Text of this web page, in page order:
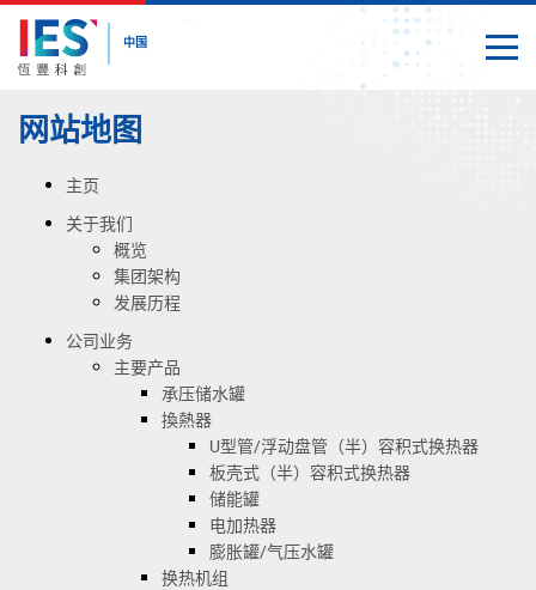
中国
切
网站地图
主页
关于我们
概览
集团架构
发展历程
公司业务
主要产品
承压储水罐
換熱器
U型管/浮动盘管（半）容积式换热器
板壳式（半）容积式换热器
储能罐
电加热器
膨胀罐/气压水罐
换热机组